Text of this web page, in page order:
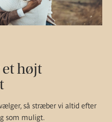
højt
så stræber vi altid efter
som muligt.